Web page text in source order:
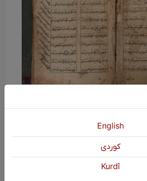
Ehmedê Xanî hertimî li ser
erdnîgariya Kurdistanê
helbestên xwe de bi
behs kiriye û mêrxasiya
English
كوردی
Kurdî